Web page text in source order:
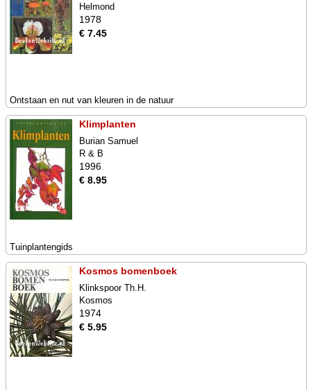
Helmond
1978
€ 7.45
Ontstaan en nut van kleuren in de natuur
Klimplanten
Burian Samuel
R & B
1996
€ 8.95
Tuinplantengids
Kosmos bomenboek
Klinkspoor Th.H.
Kosmos
1974
€ 5.95